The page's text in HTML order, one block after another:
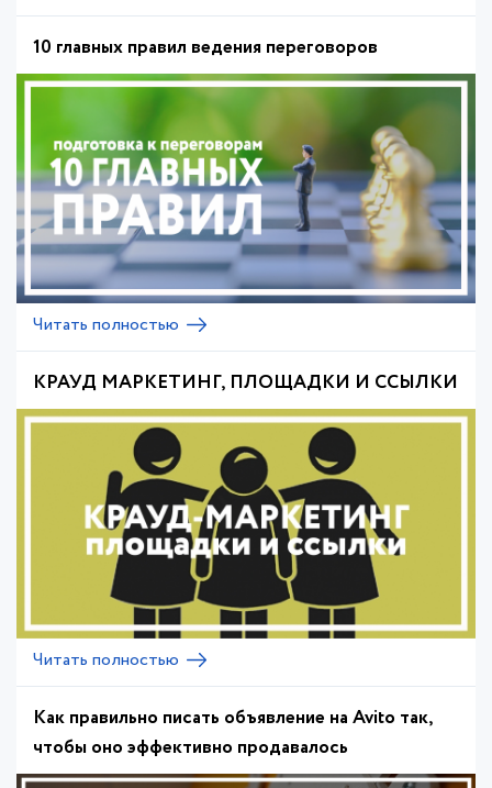
10 главных правил ведения переговоров
Читать полностью
КРАУД МАРКЕТИНГ, ПЛОЩАДКИ И ССЫЛКИ
Читать полностью
Как правильно писать объявление на Avito так,
чтобы оно эффективно продавалось